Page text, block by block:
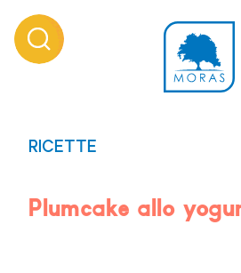
RICETTE
Plumcake allo